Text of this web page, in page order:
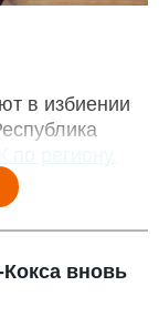
в избиении
по региону.
вновь